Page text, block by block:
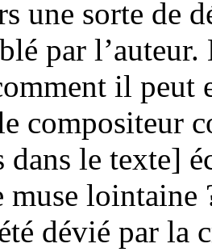
une sorte de
par
il peut
compositeur
dans le texte]
muse lointaine
dévié par la